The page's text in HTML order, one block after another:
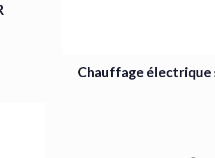
Chauffage électrique